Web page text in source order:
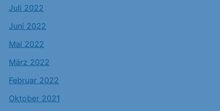
Juli 2022
Juni 2022
Mai 2022
März 2022
Februar 2022
Oktober 2021